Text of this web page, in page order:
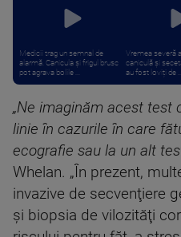
Medicii trag un semnal de
alarmă. Canicula și frigul brusc
pot agrava bolile ...
Vremea severă
caniculă și
au fost loviți de ...
„Ne imaginăm acest test
linie în cazurile în care
ecografie sau la un alt
Whelan. „În prezent,
invazive de secvenţiere
şi biopsia de vilozităţi